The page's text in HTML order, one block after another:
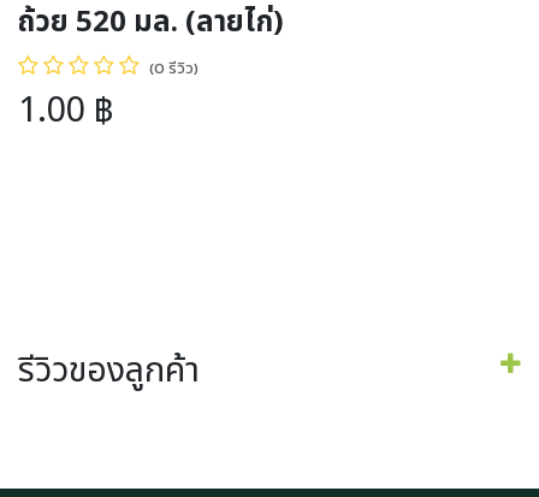
ถ้วย 520 มล. (ลายไก่)
(0 รีวิว)
1.00 ฿
รีวิวของลูกค้า